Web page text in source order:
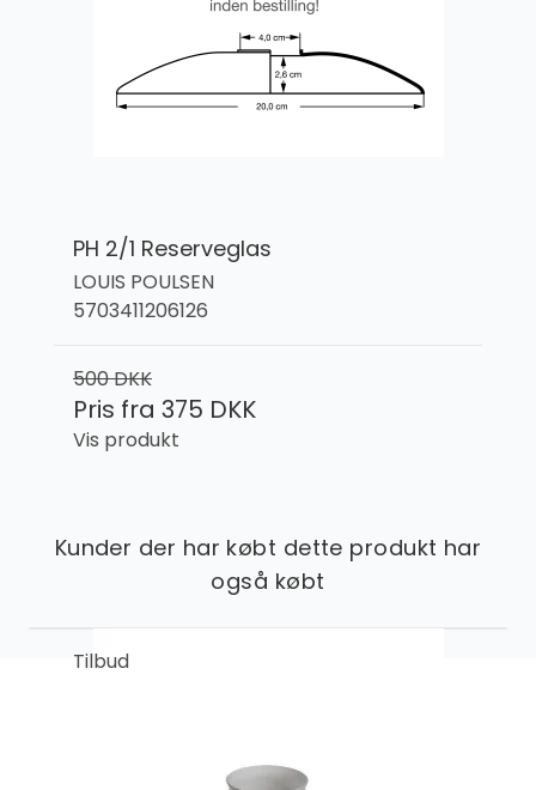
PH 2/1 Reserveglas
LOUIS POULSEN
5703411206126
500 DKK
Pris fra 375 DKK
Vis produkt
Kunder der har købt dette produkt har
også købt
Tilbud